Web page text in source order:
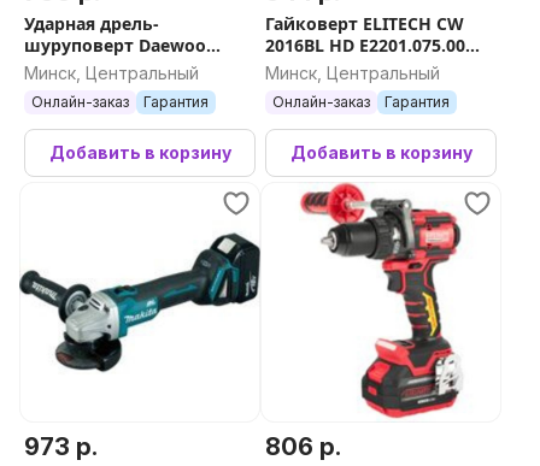
Ударная дрель-
шуруповерт Daewoo
Power DAA 6521Li Set (с 2-
мя АКБ, кейс)
Минск, Центральный
Онлайн-заказ Гарантия
Добавить в корзину
Гайковерт ELITECH CW
2016BL HD E2201.075.00
(без АКБ)
Минск, Центральный
Онлайн-заказ Гарантия
Добавить в корзину
973 р. 806 р.